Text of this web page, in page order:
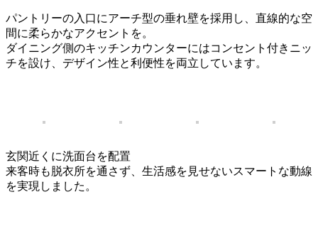
パントリーの入口にアーチ型の垂れ壁を採用し、直線的な空
間に柔らかなアクセントを。
ダイニング側のキッチンカウンターにはコンセント付きニッ
チを設け、デザイン性と利便性を両立しています。
玄関近くに洗面台を配置
来客時も脱衣所を通さず、生活感を見せないスマートな動線
を実現しました。